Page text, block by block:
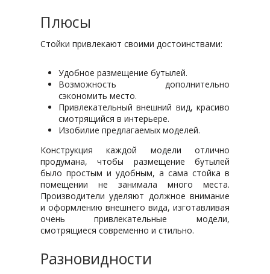
Плюсы
Стойки привлекают своими достоинствами:
Удобное размещение бутылей.
Возможность дополнительно
сэкономить место.
Привлекательный внешний вид, красиво
смотрящийся в интерьере.
Изобилие предлагаемых моделей.
Конструкция каждой модели отлично
продумана, чтобы размещение бутылей
было простым и удобным, а сама стойка в
помещении не занимала много места.
Производители уделяют должное внимание
и оформлению внешнего вида, изготавливая
очень привлекательные модели,
смотрящиеся современно и стильно.
Разновидности